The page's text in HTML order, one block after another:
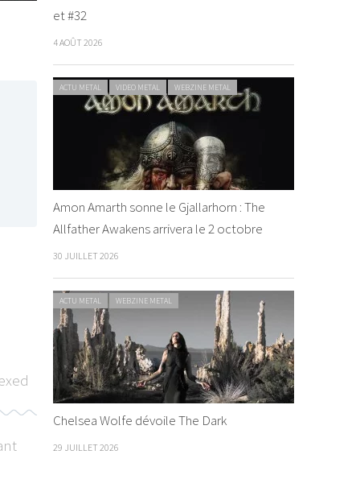
et #32
4 AOÛT 2026
ACTU METAL VIDEO METAL WEBZINE METAL
Amon Amarth sonne le Gjallarhorn : The
Allfather Awakens arrivera le 2 octobre
30 JUILLET 2026
ACTU METAL WEBZINE METAL
Chelsea Wolfe dévoile The Dark
29 JUILLET 2026